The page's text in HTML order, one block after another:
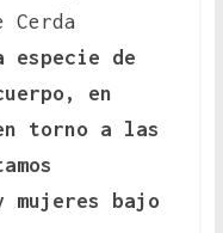
Cerda
especie de
en
torno a las
mujeres bajo